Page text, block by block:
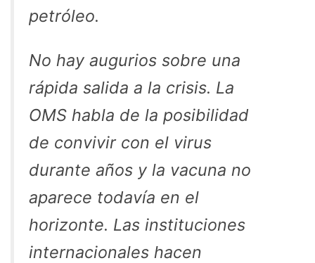
petróleo.
No hay augurios sobre una
rápida salida a la crisis. La
OMS habla de la posibilidad
de convivir con el virus
durante años y la vacuna no
aparece todavía en el
horizonte. Las instituciones
internacionales hacen